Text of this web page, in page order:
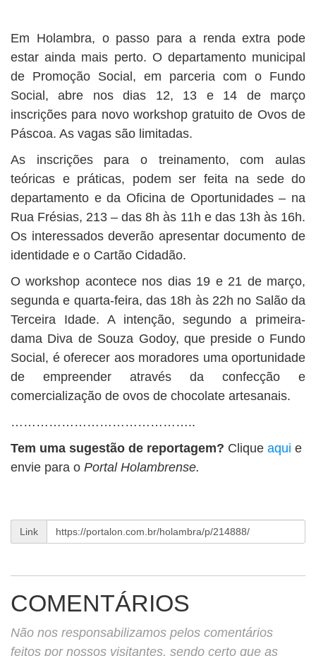
Em Holambra, o passo para a renda extra pode
estar ainda mais perto. O departamento municipal
de Promoção Social, em parceria com o Fundo
Social, abre nos dias 12, 13 e 14 de março
inscrições para novo workshop gratuito de Ovos de
Páscoa. As vagas são limitadas.
As inscrições para o treinamento, com aulas
teóricas e práticas, podem ser feita na sede do
departamento e da Oficina de Oportunidades – na
Rua Frésias, 213 – das 8h às 11h e das 13h às 16h.
Os interessados deverão apresentar documento de
identidade e o Cartão Cidadão.
O workshop acontece nos dias 19 e 21 de março,
segunda e quarta-feira, das 18h às 22h no Salão da
Terceira Idade. A intenção, segundo a primeira-
dama Diva de Souza Godoy, que preside o Fundo
Social, é oferecer aos moradores uma oportunidade
de empreender através da confecção e
comercialização de ovos de chocolate artesanais.
……………………………………..
Tem uma sugestão de reportagem? Clique aqui e
envie para o Portal Holambrense.
Link
COMENTÁRIOS
Não nos responsabilizamos pelos comentários
feitos por nossos visitantes, sendo certo que as